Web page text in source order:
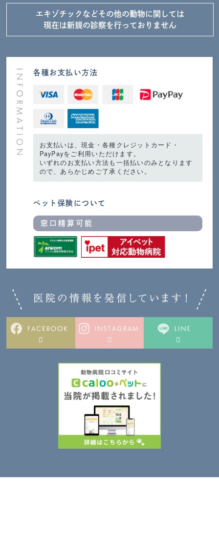
エキゾチックなどその他の動物に関しては
現在は新規の診察を行っておりません
各種お支払い方法
お支払いは、現金・各種クレジットカード・
PayPayをご利用いただけます。
いずれのお支払い方法も一括払いのみとなります
ので、あらかじめご了承ください。
ペット保険について
窓口精算可能